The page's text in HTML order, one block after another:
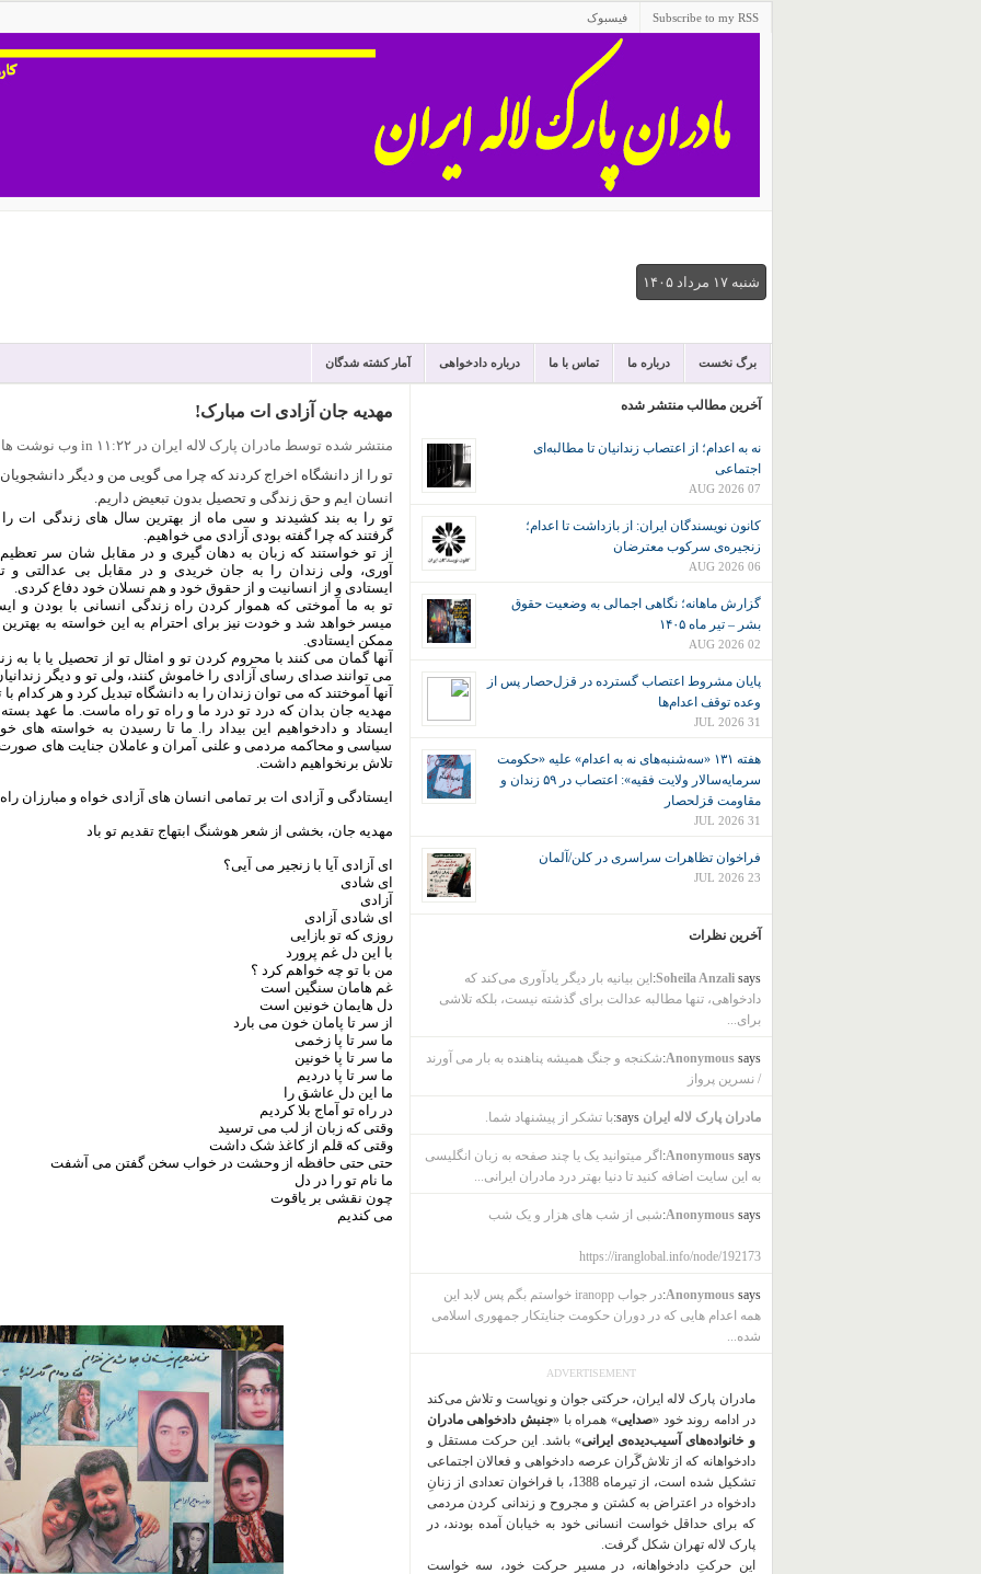
Subscribe to my RSS فیسبوک
شنبه ۱۷ مرداد ۱۴۰۵
برگ نخست درباره ما تماس با ما درباره دادخواهی آمار کشته شدگان
مهدیه جان آزادی ات مبارک!
منتشر شده توسط مادران پارک لاله ایران در ۱۱:۲۲ in وب نوشت ها
تو را از دانشگاه اخراج کردند که چرا می گویی من و دیگر دانشجویان
انسان ایم و حق زندگی و تحصیل بدون تبعیض داریم.
تو را به بند کشیدند و سی ماه از بهترین سال های زندگی ات را
گرفتند که چرا گفته بودی آزادی می خواهیم.
از تو خواستند که زبان به دهان گیری و در مقابل شان سر
آوری، ولی زندان را به جان خریدی و در مقابل بی عدالتی و
ایستادی و از انسانیت و از حقوق خود و هم نسلان خود دفاع کردی.
تو به ما آموختی که هموار کردن راه زندگی انسانی با بودن و
میسر خواهد شد و خودت نیز برای احترام به این خواسته به
ممکن ایستادی.
آنها گمان می کنند با محروم کردن تو و امثال تو از تحصیل یا با به
می توانند صدای رسای آزادی را خاموش کنند، ولی تو و دیگر
آنها آموختند که می توان زندان را به دانشگاه تبدیل کرد و هر کدام
مهدیه جان بدان که درد تو درد ما و راه تو راه ماست. ما عهد
ایستاد و دادخواهیم این بیداد را. ما تا رسیدن به خواسته های
سیاسی و محاکمه مردمی و علنی آمران و عاملان جنایت های
تلاش برنخواهیم داشت.
ایستادگی و آزادی ات بر تمامی انسان های آزادی خواه و مبارزان
مهدیه جان، بخشی از شعر هوشنگ ابتهاج تقدیم تو باد
ای آزادی آیا با زنجیر می آیی؟
ای شادی
آزادی
ای شادی آزادی
روزی که تو بازایی
با این دل غم پرورد
من با تو چه خواهم کرد ؟
غم هامان سنگین است
دل هایمان خونین است
از سر تا پامان خون می بارد
ما سر تا پا زخمی
ما سر تا پا خونین
ما سر تا پا دردیم
ما این دل عاشق را
در راه تو آماج بلا کردیم
وقتی که زبان از لب می ترسید
وقتی که قلم از کاغذ شک داشت
حتی حتی حافظه از وحشت در خواب سخن گفتن می آشفت
ما نام تو را در دل
چون نقشی بر یاقوت
می کندیم
آخرین مطالب منتشر شده
نه به اعدام؛ از اعتصاب زندانیان تا مطالبه‌ای
اجتماعی
07 AUG 2026
کانون نويسندگان ايران: از بازداشت تا اعدام؛
زنجیره‌ی سرکوب معترضان
06 AUG 2026
گزارش ماهانه؛ نگاهی اجمالی به وضعیت حقوق
بشر – تیر ماه ۱۴۰۵
02 AUG 2026
پایان مشروط اعتصاب گسترده در قزل‌حصار پس از
وعده توقف اعدام‌ها
31 JUL 2026
هفته ۱۳۱ «سه‌شنبه‌های نه به اعدام» علیه «حکومت
سرمایه‌سالار ولایت فقیه»: اعتصاب در ۵۹ زندان و
مقاومت قزلحصار
31 JUL 2026
فراخوان تظاهرات سراسری در کلن/آلمان
23 JUL 2026
آخرین نظرات
Soheila Anzalisays:
این بیانیه بار دیگر یادآوری می‌کند که
دادخواهی، تنها مطالبه عدالت برای گذشته نیست، بلکه تلاشی
برای...
Anonymoussays:
شکنجه و جنگ همیشه پناهنده به بار می آورند
/ نسرین پرواز
مادران پارک لاله ایران says: با تشکر از پیشنهاد شما.
Anonymoussays:
اگر میتوانید یک یا چند صفحه به زبان انگلیسی
به این سایت اضافه کنید تا دنیا بهتر درد مادران ایرانی...
Anonymoussays: شبی از شب های هزار و یک شب
https://iranglobal.info/node/192173
Anonymoussays:
در جواب iranopp خواستم بگم پس لابد این
همه اعدام هایی که در دوران حکومت جنایتکار جمهوری اسلامی
شده...
ADVERTISEMENT
مادران پارک لاله ایران، حرکتی جوان و نوپاست و تلاش می‌کند
در ادامه روند خود «صدایی» همراه با «جنبش دادخواهی مادران
و خانواده‌های آسیب‌دیده‌ی ایرانی» باشد. این حرکت مستقل و
دادخواهانه که از تلاش‌گَران عرصه دادخواهی و فعالان اجتماعی
تشکیل شده است، از تیرماه 1388، با فراخوان تعدادی از زنانِ
دادخواه در اعتراض به کشتن و مجروح و زندانی کردن مردمی
که برای حداقل خواست انسانی خود به خیابان آمده بودند، در
پارک لاله تهران شکل گرفت.
این حرکتِ دادخواهانه، در مسیر حرکت خود، سه خواست